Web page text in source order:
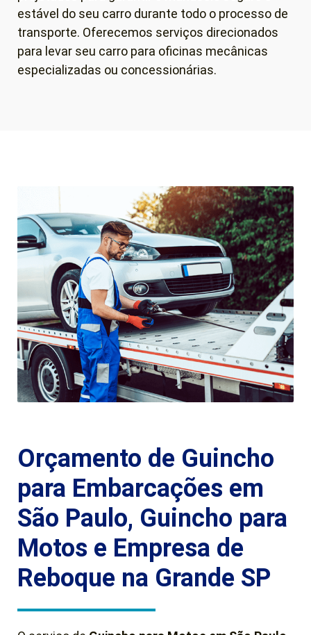
estável do seu carro durante todo o processo de
transporte. Oferecemos serviços direcionados
para levar seu carro para oficinas mecânicas
especializadas ou concessionárias.
Orçamento de Guincho
para Embarcações em
São Paulo, Guincho para
Motos e Empresa de
Reboque na Grande SP